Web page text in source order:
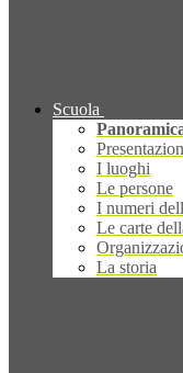
Scuola
I luoghi
Le persone
I numeri
Le carte
La storia